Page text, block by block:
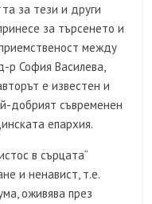
за тези и други
за търсенето и
между
р София Василева,
е известен и
добрият съвременен
епархия.
в сърцата“
и ненавист, т.е.
оживява през